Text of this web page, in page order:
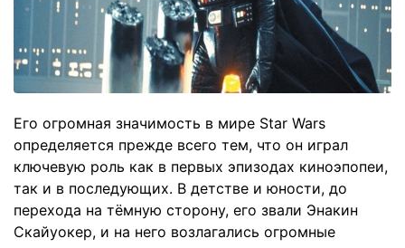
Его огромная значимость в мире Star Wars
определяется прежде всего тем, что он играл
ключевую роль как в первых эпизодах киноэпопеи,
так и в последующих. В детстве и юности, до
перехода на тёмную сторону, его звали Энакин
Скайуокер, и на него возлагались огромные